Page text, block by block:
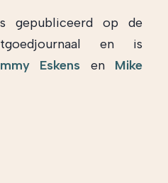
gepubliceerd op de
en is
Eskens en Mike